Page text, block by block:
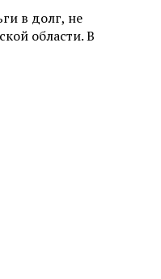
в долг, не
области. В